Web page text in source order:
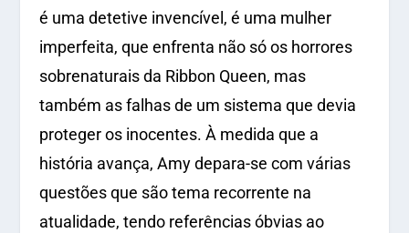
é uma detetive invencível, é uma mulher
imperfeita, que enfrenta não só os horrores
sobrenaturais da Ribbon Queen, mas
também as falhas de um sistema que devia
proteger os inocentes. À medida que a
história avança, Amy depara-se com várias
questões que são tema recorrente na
atualidade, tendo referências óbvias ao